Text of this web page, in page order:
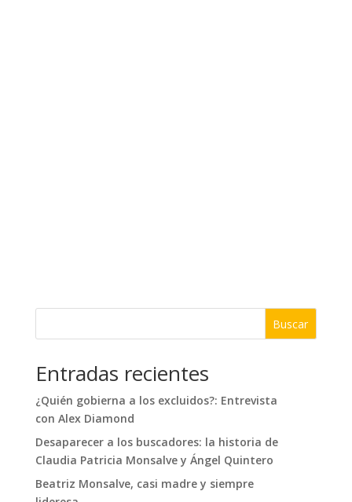
Buscar
Entradas recientes
¿Quién gobierna a los excluidos?: Entrevista
con Alex Diamond
Desaparecer a los buscadores: la historia de
Claudia Patricia Monsalve y Ángel Quintero
Beatriz Monsalve, casi madre y siempre